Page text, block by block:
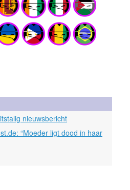
nieuwsbericht
“Moeder ligt dood in haar